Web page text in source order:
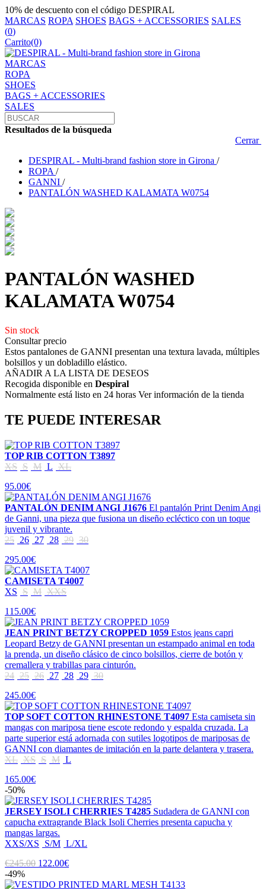
10% de descuento con el código DESPIRAL
MARCAS ROPA SHOES BAGS + ACCESSORIES SALES
(0)
Carrito(0)
MARCAS
ROPA
SHOES
BAGS + ACCESSORIES
SALES
Resultados de la búsqueda
Cerrar
DESPIRAL - Multi-brand fashion store in Girona /
ROPA /
GANNI /
PANTALÓN WASHED KALAMATA W0754
PANTALÓN WASHED
KALAMATA W0754
Sin stock
Consultar precio
Estos pantalones de GANNI presentan una textura lavada, múltiples
bolsillos y un dobladillo elástico.
AÑADIR A LA LISTA DE DESEOS
Recogida disponible en Despiral
Normalmente está listo en 24 horas Ver información de la tienda
TE PUEDE INTERESAR
TOP RIB COTTON T3897
XS S M L XL
95.00€
PANTALÓN DENIM ANGI J1676 El pantalón Print Denim Angi
de Ganni, una pieza que fusiona un diseño ecléctico con un toque
juvenil y vibrante.
25 26 27 28 29 30
295.00€
CAMISETA T4007
XS S M XXS
115.00€
JEAN PRINT BETZY CROPPED 1059 Estos jeans capri
Leopard Betzy de GANNI presentan un estampado animal en toda
la prenda, un diseño clásico de cinco bolsillos, cierre de botón y
cremallera y trabillas para cinturón.
24 25 26 27 28 29 30
245.00€
TOP SOFT COTTON RHINESTONE T4097 Esta camiseta sin
mangas con mariposa tiene escote redondo y espalda cruzada. La
parte superior está adornada con sutiles logotipos de mariposas de
GANNI con diamantes de imitación en la parte delantera y trasera.
XL XS S M L
165.00€
-50%
JERSEY ISOLI CHERRIES T4285 Sudadera de GANNI con
capucha extragrande Black Isoli Cherries presenta capucha y
mangas largas.
XXS/XS
S/M L/XL
€245.00 122.00€
-49%